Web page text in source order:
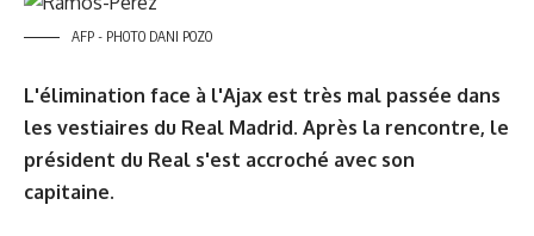
AFP - PHOTO DANI POZO
L'élimination face à l'Ajax est très mal passée dans
les vestiaires du Real Madrid. Après la rencontre, le
président du Real s'est accroché avec son
capitaine.